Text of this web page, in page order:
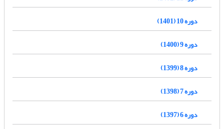
دوره 10 (1401)
دوره 9 (1400)
دوره 8 (1399)
دوره 7 (1398)
دوره 6 (1397)